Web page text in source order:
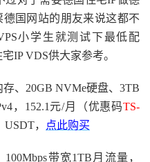
德国网站的朋友来说这都不
小学生就测试下最低配
IP VDS供大家参考。
、20GB NVMe硬盘、3TB
，152.1元/月（优惠码TS-
， 点此购买
带宽1TB月流量，